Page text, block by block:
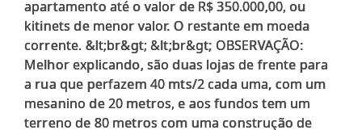
apartamento até o valor de R$ 350.000,00, ou
kitinets de menor valor. O restante em moeda
corrente. &lt;br&gt; &lt;br&gt; OBSERVAÇÃO:
Melhor explicando, são duas lojas de frente para
a rua que perfazem 40 mts/2 cada uma, com um
mesanino de 20 metros, e aos fundos tem um
terreno de 80 metros com uma construção de